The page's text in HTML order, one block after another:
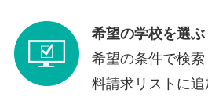
希望の学校を選ぶ
希望の条件で検
料請求リストに追